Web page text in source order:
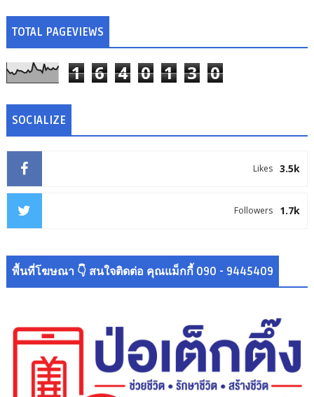
TOTAL PAGEVIEWS
1 6 4 0 1 3 0
SOCIALIZE
3.5k
Likes
1.7k
Followers
พื้นที่โฆษณา 👇 สนใจติดต่อ คุณแม็กกี้ 090 - 9445409